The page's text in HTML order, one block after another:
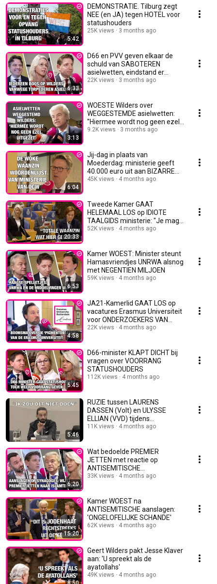
5:42
DEMONSTRATIE. Tilburg zegt
NEE (en JA) tegen HOTEL voor
statushouders
25K views 3 months ago
6:33
D66 en PVV geven elkaar de
schuld van SABOTEREN
asielwetten, eindstand er
gebeurt weer WEINIG
22K views 3 months ago
3:13
WOESTE Wilders over
WEGGESTEMDE asielwetten:
"Hiermee wordt nog geen ezel
uitgezet"
9.2K views 3 months ago
6:04
Jij-dag in plaats van
Moederdag: ministerie geeft
40.000 euro uit aan BIZARRE
TAALGIDS
45K views 4 months ago
20:33
Tweede Kamer GAAT
HELEMAAL LOS op IDIOTE
TAALGIDS ministerie: "Je mag
geen 'blank' meer zeggen"
52K views 4 months ago
6:53
Kamer WOEST: Minister steunt
Hamasvriendjes UNRWA alsnog
met NEGENTIEN MILJOEN
59K views 4 months ago
4:58
JA21-Kamerlid GAAT LOS op
vacatures Erasmus Universiteit
voor ONDERZOEKERS VAN
KLEUR
22K views 4 months ago
5:45
D66-minister KLAPT DICHT bij
vragen over VOORRANG
STATUSHOUDERS
112K views 4 months ago
5:46
RUZIE tussen LAURENS
DASSEN (Volt) en ULYSSE
ELLIAN (VVD) tijdens
MIGRATIEDEBAT
11K views 4 months ago
6:20
Wat bedoelde PREMIER
JETTEN met reactie op
ANTISEMITISCHE
AANSLAGEN??
33K views 4 months ago
15:20
Kamer WOEST na
ANTISEMITISCHE aanslagen:
'ONGELOFELIJKE SCHANDE'
62K views 4 months ago
Geert Wilders pakt Jesse Klaver
aan: 'U spreekt als de
ayatollahs'
49K views 4 months ago